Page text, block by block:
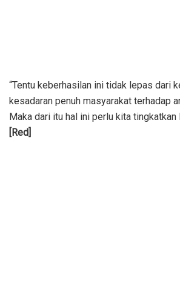
“Tentu keberhasilan ini tidak lepas dari
kesadaran penuh masyarakat terhadap
Maka dari itu hal ini perlu kita tingkatkan
[Red]